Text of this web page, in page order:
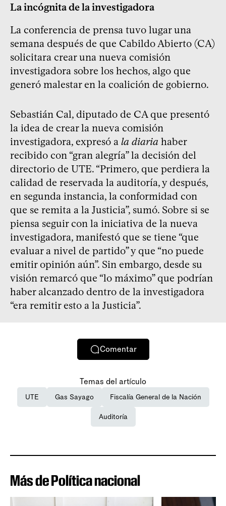
La incógnita de la investigadora
La conferencia de prensa tuvo lugar una
semana después de que Cabildo Abierto (CA)
solicitara crear una nueva comisión
investigadora sobre los hechos, algo que
generó malestar en la coalición de gobierno.
Sebastián Cal, diputado de CA que presentó
la idea de crear la nueva comisión
investigadora, expresó a la diaria haber
recibido con “gran alegría” la decisión del
directorio de UTE. “Primero, que perdiera la
calidad de reservada la auditoría, y después,
en segunda instancia, la conformidad con
que se remita a la Justicia”, sumó. Sobre si se
piensa seguir con la iniciativa de la nueva
investigadora, manifestó que se tiene “que
evaluar a nivel de partido” y que “no puede
emitir opinión aún”. Sin embargo, desde su
visión remarcó que “lo máximo” que podrían
haber alcanzado dentro de la investigadora
“era remitir esto a la Justicia”.
Comentar
Temas del artículo
UTE Gas Sayago Fiscalía General de la Nación
Auditoría
Más de Política nacional